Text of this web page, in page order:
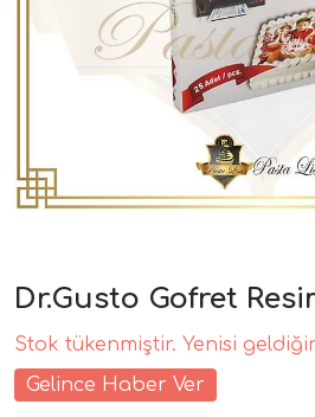
Dr.Gusto Gofret
Stok tükenmiştir. Yenisi
Gelince Haber Ver